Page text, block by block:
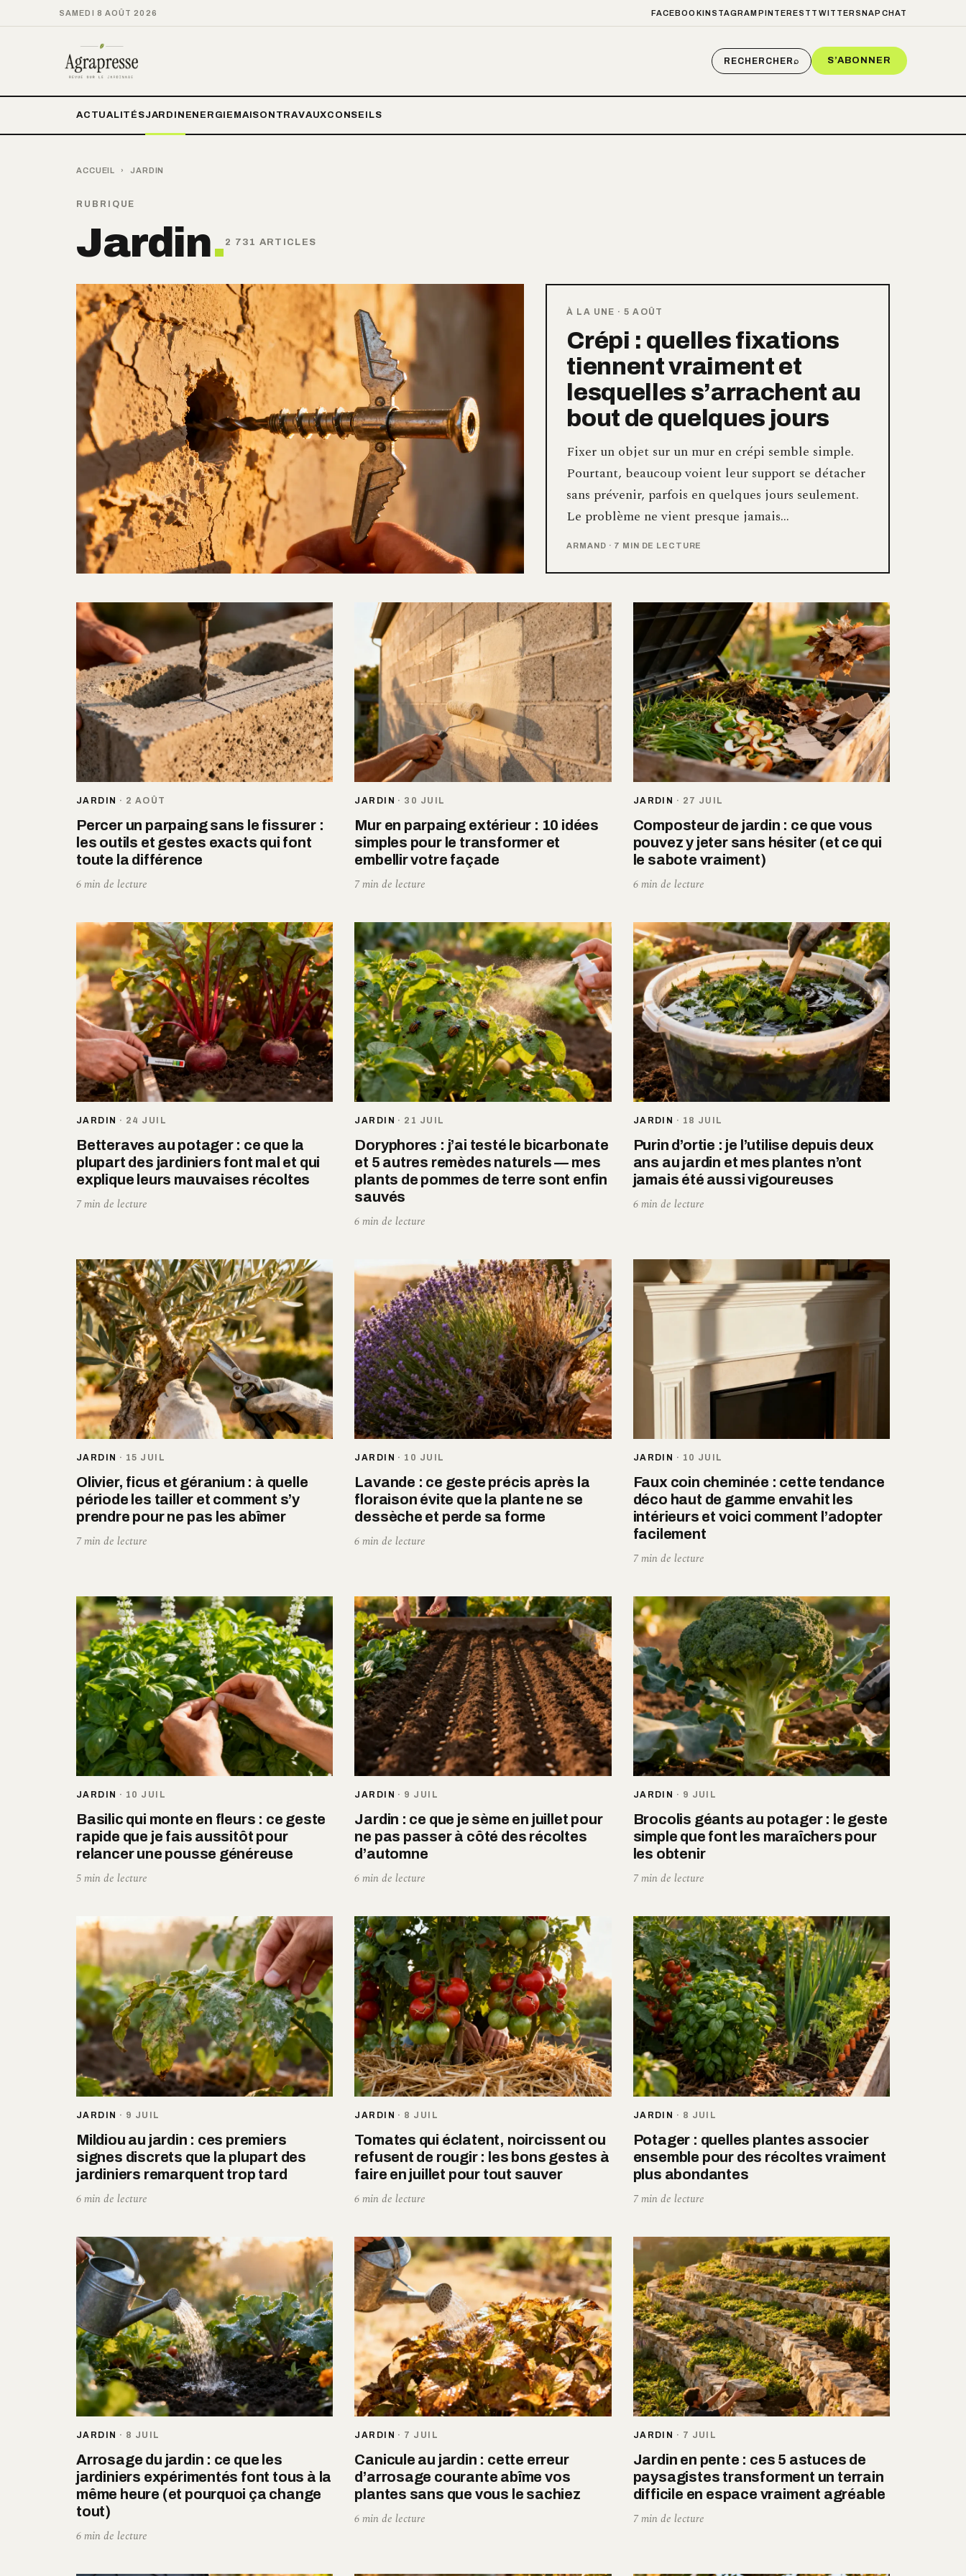
SAMEDI 8 AOÛT 2026 FACEBOOKINSTAGRAM PINTEREST TWITTER SNAPCHAT
RECHERCHER⌕ S’ABONNER
ACTUALITÉSJARDIN ENERGIE MAISON TRAVAUXCONSEILS
ACCUEIL › JARDIN
RUBRIQUE
Jardin. 2 731 ARTICLES
À LA UNE ·5 AOÛT
Crépi : quelles fixations
tiennent vraiment et
lesquelles s’arrachent au
bout de quelques jours
Fixer un objet sur un mur en crépi semble simple.
Pourtant, beaucoup voient leur support se détacher
sans prévenir, parfois en quelques jours seulement.
Le problème ne vient presque jamais…
ARMAND · 7 MIN DE LECTURE
JARDIN · 2 AOÛT
Percer un parpaing sans le fissurer :
les outils et gestes exacts qui font
toute la différence
6 min de lecture
JARDIN · 30 JUIL
Mur en parpaing extérieur : 10 idées
simples pour le transformer et
embellir votre façade
7 min de lecture
JARDIN · 27 JUIL
Composteur de jardin : ce que vous
pouvez y jeter sans hésiter (et ce qui
le sabote vraiment)
6 min de lecture
JARDIN · 24 JUIL
Betteraves au potager : ce que la
plupart des jardiniers font mal et qui
explique leurs mauvaises récoltes
7 min de lecture
JARDIN · 21 JUIL
Doryphores : j’ai testé le bicarbonate
et 5 autres remèdes naturels — mes
plants de pommes de terre sont enfin
sauvés
6 min de lecture
JARDIN · 18 JUIL
Purin d’ortie : je l’utilise depuis deux
ans au jardin et mes plantes n’ont
jamais été aussi vigoureuses
6 min de lecture
JARDIN · 15 JUIL
Olivier, ficus et géranium : à quelle
période les tailler et comment s’y
prendre pour ne pas les abîmer
7 min de lecture
JARDIN · 10 JUIL
Lavande : ce geste précis après la
floraison évite que la plante ne se
dessèche et perde sa forme
6 min de lecture
JARDIN · 10 JUIL
Faux coin cheminée : cette tendance
déco haut de gamme envahit les
intérieurs et voici comment l’adopter
facilement
7 min de lecture
JARDIN · 10 JUIL
Basilic qui monte en fleurs : ce geste
rapide que je fais aussitôt pour
relancer une pousse généreuse
5 min de lecture
JARDIN · 9 JUIL
Jardin : ce que je sème en juillet pour
ne pas passer à côté des récoltes
d’automne
6 min de lecture
JARDIN · 9 JUIL
Brocolis géants au potager : le geste
simple que font les maraîchers pour
les obtenir
7 min de lecture
JARDIN · 9 JUIL
Mildiou au jardin : ces premiers
signes discrets que la plupart des
jardiniers remarquent trop tard
6 min de lecture
JARDIN · 8 JUIL
Tomates qui éclatent, noircissent ou
refusent de rougir : les bons gestes à
faire en juillet pour tout sauver
6 min de lecture
JARDIN · 8 JUIL
Potager : quelles plantes associer
ensemble pour des récoltes vraiment
plus abondantes
7 min de lecture
JARDIN · 8 JUIL
Arrosage du jardin : ce que les
jardiniers expérimentés font tous à la
même heure (et pourquoi ça change
tout)
6 min de lecture
JARDIN · 7 JUIL
Canicule au jardin : cette erreur
d’arrosage courante abîme vos
plantes sans que vous le sachiez
6 min de lecture
JARDIN · 7 JUIL
Jardin en pente : ces 5 astuces de
paysagistes transforment un terrain
difficile en espace vraiment agréable
7 min de lecture